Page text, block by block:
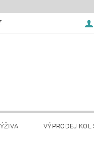
VÝPRODEJ KOL